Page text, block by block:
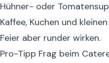
Hühner- oder
Kaffee, Kuchen und
Feier aber runder wirken.
Pro-Tipp Frag beim